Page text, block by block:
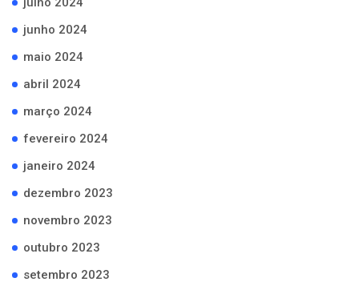
junho 2024
maio 2024
abril 2024
março 2024
fevereiro 2024
janeiro 2024
dezembro 2023
novembro 2023
outubro 2023
setembro 2023